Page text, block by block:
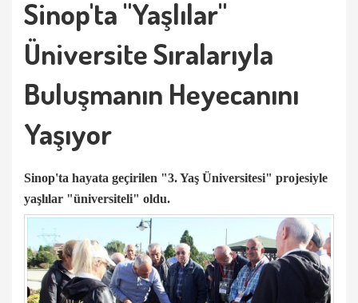
Sinop'ta "Yaşlılar"
Üniversite Sıralarıyla
Buluşmanın Heyecanını
Yaşıyor
Sinop'ta hayata geçirilen "3. Yaş Üniversitesi" projesiyle
yaşlılar "üniversiteli" oldu.